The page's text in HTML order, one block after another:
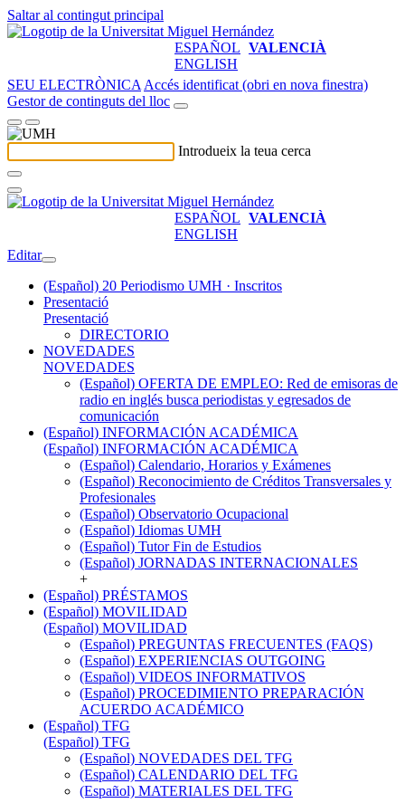
Saltar al contingut principal
ESPAÑOL VALENCIÀ
ENGLISH
SEU ELECTRÒNICA Accés identificat (obri en nova finestra)
Gestor de continguts del lloc
Introdueix la teua cerca
ESPAÑOL VALENCIÀ
ENGLISH
Editar
(Español) 20 Periodismo UMH · Inscritos
Presentació
Presentació
DIRECTORIO
NOVEDADES
NOVEDADES
(Español) OFERTA DE EMPLEO: Red de emisoras de
radio en inglés busca periodistas y egresados de
comunicación
(Español) INFORMACIÓN ACADÉMICA
(Español) INFORMACIÓN ACADÉMICA
(Español) Calendario, Horarios y Exámenes
(Español) Reconocimiento de Créditos Transversales y
Profesionales
(Español) Observatorio Ocupacional
(Español) Idiomas UMH
(Español) Tutor Fin de Estudios
(Español) JORNADAS INTERNACIONALES
+
(Español) PRÉSTAMOS
(Español) MOVILIDAD
(Español) MOVILIDAD
(Español) PREGUNTAS FRECUENTES (FAQS)
(Español) EXPERIENCIAS OUTGOING
(Español) VIDEOS INFORMATIVOS
(Español) PROCEDIMIENTO PREPARACIÓN
ACUERDO ACADÉMICO
(Español) TFG
(Español) TFG
(Español) NOVEDADES DEL TFG
(Español) CALENDARIO DEL TFG
(Español) MATERIALES DEL TFG